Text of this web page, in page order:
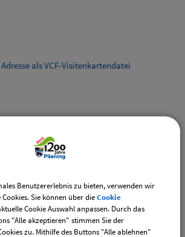
als VCF-Visitenkartendatei
Benutzererlebnis zu bieten, verwenden wir
Sie können über dieCookie
Cookie Auswahl anpassen. Durch das
"Alle akzeptieren" stimmen Sie der
zu. Mithilfe des Buttons "Alle ablehnen"